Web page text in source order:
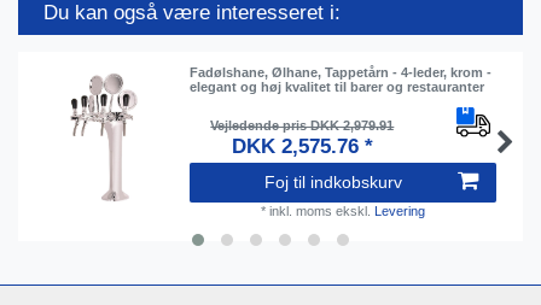
Du kan også være interesseret i:
Fadølshane, Ølhane, Tappetårn - 4-leder, krom -
elegant og høj kvalitet til barer og restauranter
Vejledende pris DKK 2,979.91
DKK 2,575.76 *
Foj til indkobskurv
* inkl. moms ekskl. Levering